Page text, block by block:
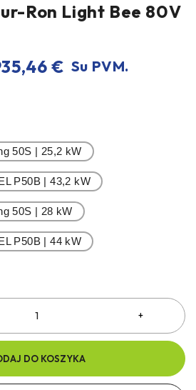
Ron Light Bee 80V
€ Su PVM.
50S | 25,2 kW
P50B | 43,2 kW
50S | 28 kW
P50B | 44 kW
DO KOSZYKA